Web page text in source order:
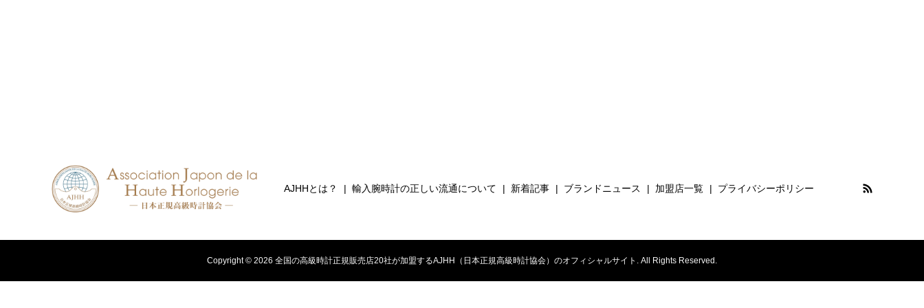
AJHHとは？ 輸入腕時計の正しい流通について 新着記事 ブランドニュース 加盟店一覧 プライバシーポリシー
Copyright © 2026 全国の高級時計正規販売店20社が加盟するAJHH（日本正規高級時計協会）のオフィシャルサイト. All Rights Reserved.